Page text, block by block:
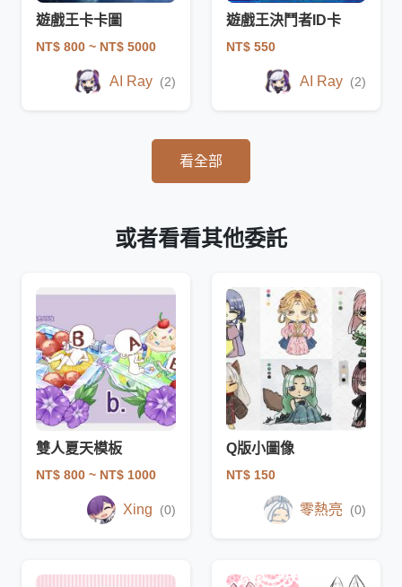
遊戲王卡卡圖
NT$ 800 ~ NT$ 5000
AI Ray (2)
遊戲王決鬥者ID卡
NT$ 550
AI Ray (2)
看全部
或者看看其他委託
雙人夏天模板
NT$ 800 ~ NT$ 1000
Xing (0)
Q版小圖像
NT$ 150
零熱亮 (0)